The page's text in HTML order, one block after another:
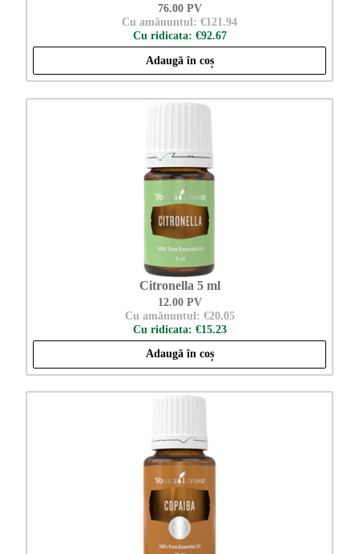
76.00 PV
Cu amănuntul: €121.94
Cu ridicata: €92.67
Adaugă în coș
Citronella 5 ml
12.00 PV
Cu amănuntul: €20.05
Cu ridicata: €15.23
Adaugă în coș